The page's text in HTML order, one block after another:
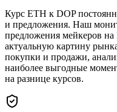
Курс ETH к DOP
и предложения. Наш
предложения мейкеров на
актуальную картину
покупки и продажи,
наиболее выгодные
на разнице курсов.